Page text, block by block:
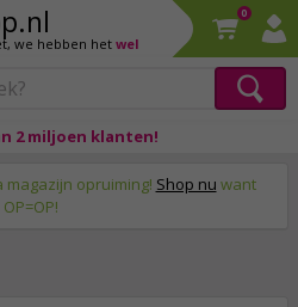
we hebben het wel
0
2 miljoen klanten!
magazijn opruiming! Shop nu want
OP=OP!